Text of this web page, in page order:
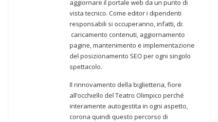
aggiornare il portale web da un punto di
vista tecnico. Come editor i dipendenti
responsabili si occuperanno, infatti, di:
caricamento contenuti, aggiornamento
pagine, mantenimento e implementazione
del posizionamento SEO per ogni singolo
spettacolo.
Il rinnovamento della biglietteria, fiore
all’occhiello del Teatro Olimpico perché
interamente autogestita in ogni aspetto,
corona quindi questo percorso di